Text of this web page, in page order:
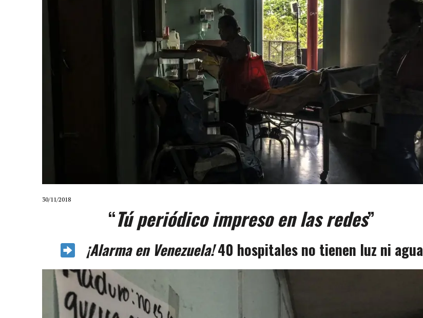
30/11/2018
“Tú periódico impreso en las redes”
¡Alarma en Venezuela!40 hospitales no tienen luz ni agua